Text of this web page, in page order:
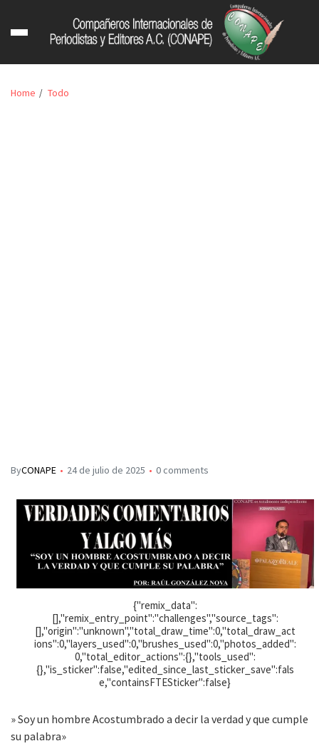
Home Todo
ByCONAPE 24 de julio de 2025 0 comments
{"remix_data":
[],"remix_entry_point":"challenges","source_tags":
[],"origin":"unknown","total_draw_time":0,"total_draw_act
ions":0,"layers_used":0,"brushes_used":0,"photos_added":
0,"total_editor_actions":{},"tools_used":
{},"is_sticker":false,"edited_since_last_sticker_save":fals
e,"containsFTESticker":false}
» Soy un hombre Acostumbrado a decir la verdad y que cumple
su palabra»